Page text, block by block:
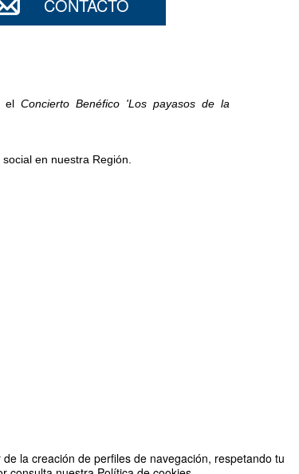
la creación de perfiles de navegación, respetando tu
CONTACTO
el Concierto Benéfico 'Los payasos de la
en nuestra Región.